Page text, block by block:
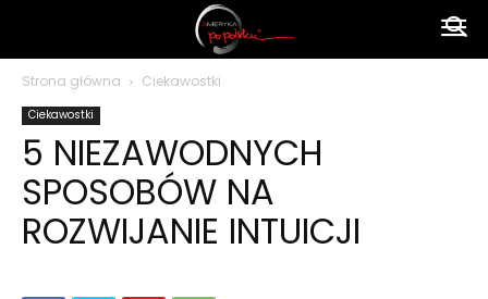
polsku
Strona główna Ciekawostki
Ciekawostki
5 NIEZAWODNYCH
SPOSOBÓW NA
ROZWIJANIE INTUICJI